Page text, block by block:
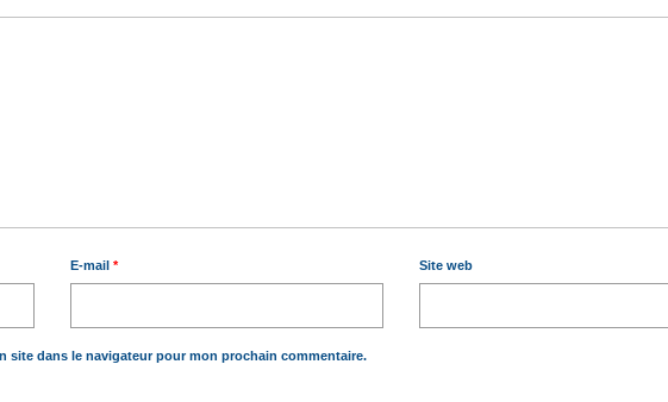
E-mail* Site web
site dans le navigateur pour mon prochain commentaire.